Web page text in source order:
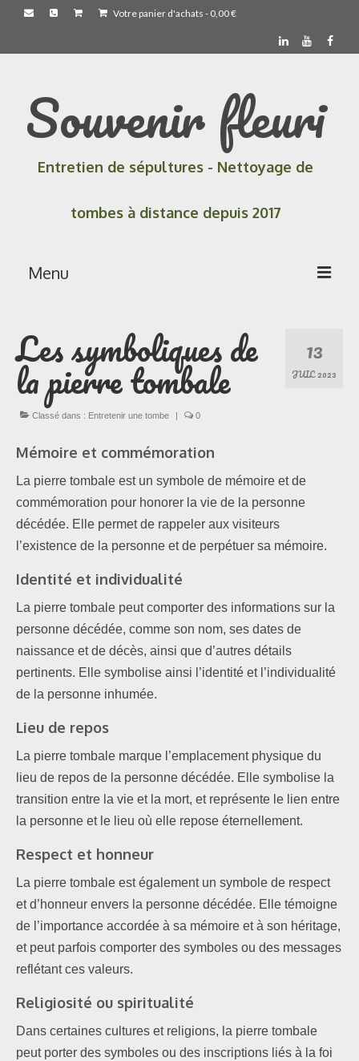
Votre panier d'achats - 0,00€
Souvenir fleuri
Entretien de sépultures - Nettoyage de
tombes à distance depuis 2017
Menu
Les prestations
Les formules
Actualités
Les newsletters
Les témoignages
Contact
13
JUIL 2023
Les symboliques de
la pierre tombale
Classé dans : Entretenir une tombe 0
Mémoire et commémoration
La pierre tombale est un symbole de mémoire et de
commémoration pour honorer la vie de la personne
décédée. Elle permet de rappeler aux visiteurs
l’existence de la personne et de perpétuer sa mémoire.
Identité et individualité
La pierre tombale peut comporter des informations sur la
personne décédée, comme son nom, ses dates de
naissance et de décès, ainsi que d’autres détails
pertinents. Elle symbolise ainsi l’identité et l’individualité
de la personne inhumée.
Lieu de repos
La pierre tombale marque l’emplacement physique du
lieu de repos de la personne décédée. Elle symbolise la
transition entre la vie et la mort, et représente le lien entre
la personne et le lieu où elle repose éternellement.
Respect et honneur
La pierre tombale est également un symbole de respect
et d’honneur envers la personne décédée. Elle témoigne
de l’importance accordée à sa mémoire et à son héritage,
et peut parfois comporter des symboles ou des messages
reflétant ces valeurs.
Religiosité ou spiritualité
Dans certaines cultures et religions, la pierre tombale
peut porter des symboles ou des inscriptions liés à la foi